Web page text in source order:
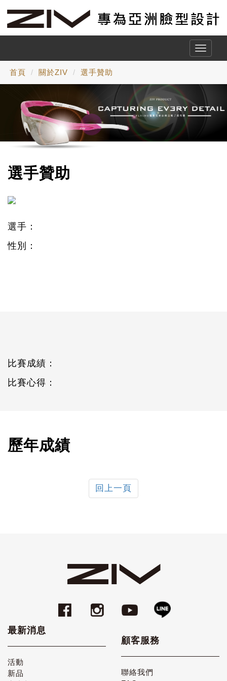
Toggle
首頁 關於ZIV 選手贊助
選手贊助
選手：
性別：
比賽成績：
比賽心得：
歷年成績
回上一頁
最新消息
活動
新品
顧客服務
聯絡我們